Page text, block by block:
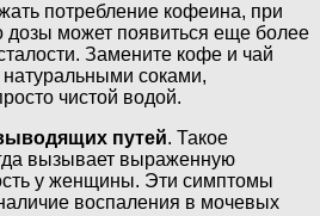
потребление кофеина, при
дозы может появиться еще более
Замените кофе и чай
соками,
чистой водой.
путей. Такое
вызывает выраженную
у женщины. Эти симптомы
воспаления в мочевых